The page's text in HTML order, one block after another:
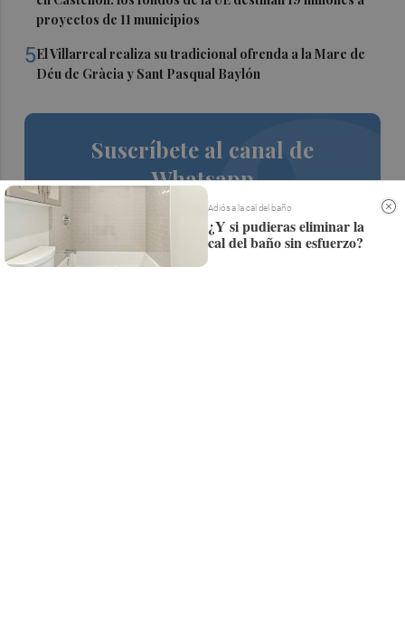
proyectos de 11 municipios
5El Villarreal realiza su tradicional ofrenda a la Mare de
Déu de Gràcia y Sant Pasqual Baylón
Suscríbete al canal de
Whatsapp
Siempre al día de las últimas noticias
¡Quiero suscribirme!
Adiós a la cal del baño
¿Y si pudieras eliminar la
cal del baño sin esfuerzo?